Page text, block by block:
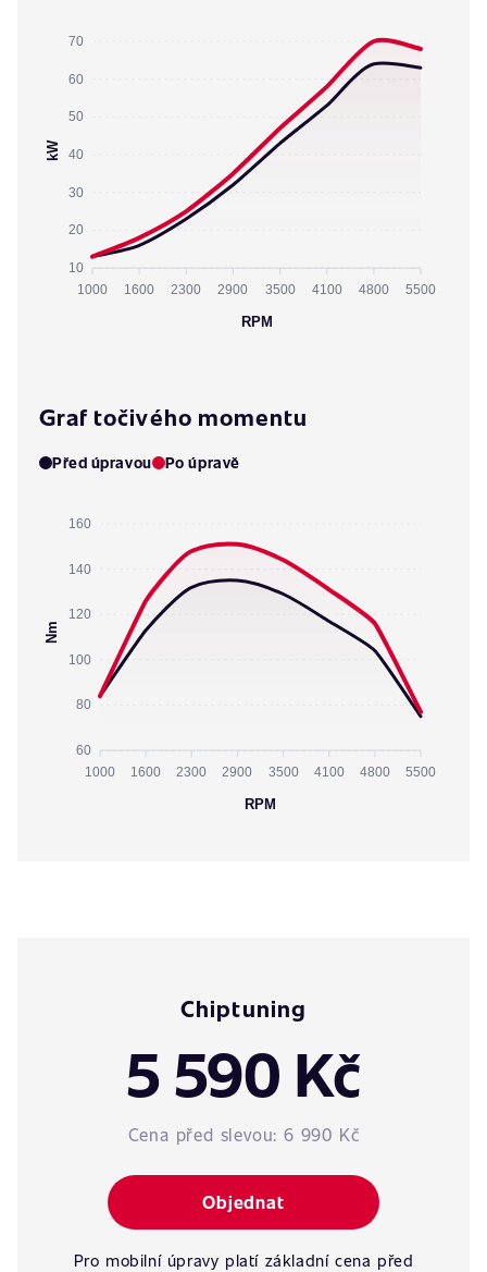
70
60
50
40
30
20
10
kW
1000 1600 2300 2900 3500 4100 4800 5500
RPM
Graf točivého momentu
Před úpravou Po úpravě
160
140
120
100
80
60
Nm
1000 1600 2300 2900 3500 4100 4800 5500
RPM
Chiptuning
5 590 Kč
Cena před slevou: 6 990 Kč
Objednat
Pro mobilní úpravy platí základní cena před